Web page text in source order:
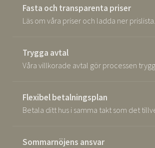
Fasta och transparenta priser
Läs om våra priser och ladda ner prislista.
Trygga avtal
Våra villkorade avtal gör processen
Flexibel betalningsplan
Betala ditt hus i samma takt som det
Sommarnöjens ansvar